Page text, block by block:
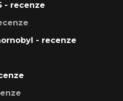
- recenze
- recenze